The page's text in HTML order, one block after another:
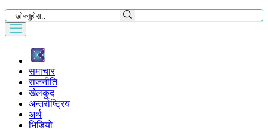
समाचार
राजनीति
खेलकुद
अन्तर्राष्ट्रिय
अर्थ
भिडियो